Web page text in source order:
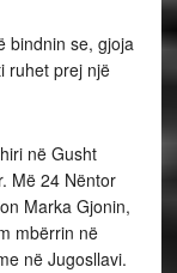
bindnin se, gjoja
ruhet prej një
në Gusht
Më 24 Nëntor
Marka Gjonin,
mbërrin në
në Jugosllavi.